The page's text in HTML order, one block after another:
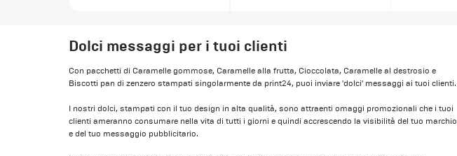
Dolci messaggi per i tuoi clienti
Con pacchetti di Caramelle gommose, Caramelle alla frutta, Cioccolata, Caramelle al destrosio e
Biscotti pan di zenzero stampati singolarmente da print24, puoi inviare 'dolci' messaggi ai tuoi clienti.
I nostri dolci, stampati con il tuo design in alta qualità, sono attraenti omaggi promozionali che i tuoi
clienti ameranno consumare nella vita di tutti i giorni e quindi accrescendo la visibilità del tuo marchio
e del tuo messaggio pubblicitario.